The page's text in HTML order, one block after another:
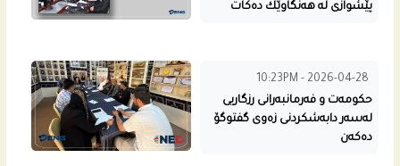
پێشوازی له‌ هه‌نگاوێك ده‌كات
10:23PM - 2026-04-28
حکومەت و فەرمانبەرانی رزگاریی
لەسەر دابەشکردنی زەوی گفتوگۆ
دەکەن